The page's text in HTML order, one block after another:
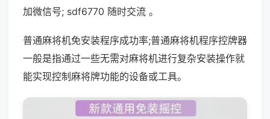
加微信号; sdf6770 随时交流 。
普通麻将机免安装程序成功率;普通麻将机程序控牌器
一般是指通过一些无需对麻将机进行复杂安装操作就
能实现控制麻将牌功能的设备或工具。